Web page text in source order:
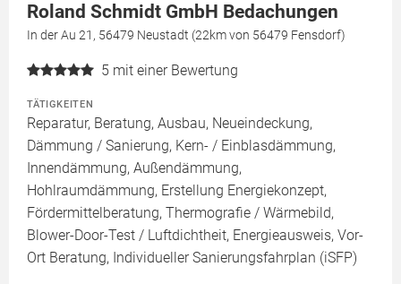
Roland Schmidt GmbH Bedachungen
In der Au 21, 56479 Neustadt (22km von 56479 Fensdorf)
5 mit einer Bewertung
TÄTIGKEITEN
Reparatur, Beratung, Ausbau, Neueindeckung,
Dämmung / Sanierung, Kern- / Einblasdämmung,
Innendämmung, Außendämmung,
Hohlraumdämmung, Erstellung Energiekonzept,
Fördermittelberatung, Thermografie / Wärmebild,
Blower-Door-Test / Luftdichtheit, Energieausweis, Vor-
Ort Beratung, Individueller Sanierungsfahrplan (iSFP)